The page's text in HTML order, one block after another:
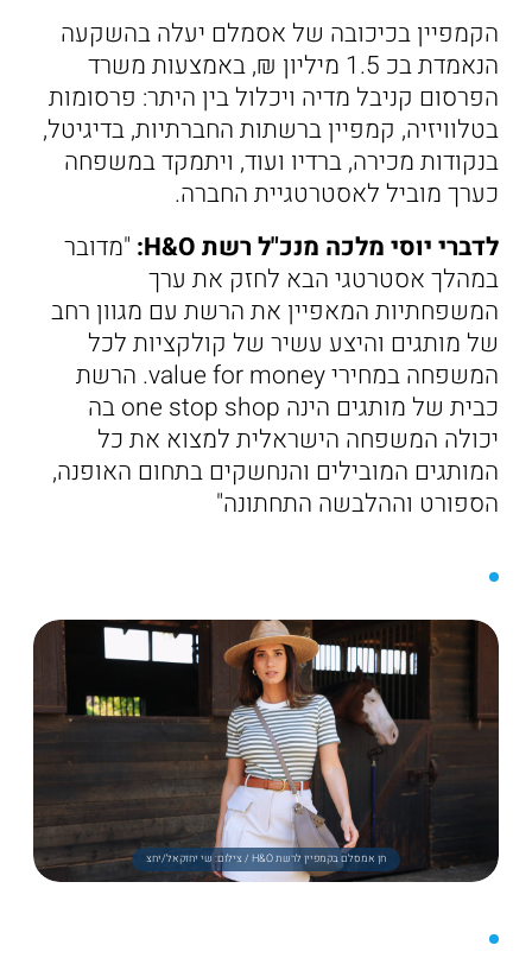
הקמפיין בכיכובה של אסמלם יעלה בהשקעה
הנאמדת בכ 1.5 מיליון ₪, באמצעות משרד
הפרסום קניבל מדיה ויכלול בין היתר: פרסומות
בטלוויזיה, קמפיין ברשתות החברתיות, בדיגיטל,
בנקודות מכירה, ברדיו ועוד, ויתמקד במשפחה
כערך מוביל לאסטרטגיית החברה.
לדברי יוסי מלכה מנכ"ל רשת H&O:
"מדובר
במהלך אסטרטגי הבא לחזק את ערך
המשפחתיות המאפיין את הרשת עם מגוון רחב
של מותגים והיצע עשיר של קולקציות לכל
המשפחה במחירי value for money. הרשת
כבית של מותגים הינה one stop shop בה
יכולה המשפחה הישראלית למצוא את כל
המותגים המובילים והנחשקים בתחום האופנה,
הספורט וההלבשה התחתונה"
חן אמסלם בקמפיין לרשת H&O / צילום: שי יחזקאל/יחצ